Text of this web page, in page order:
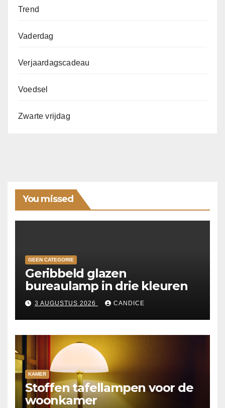
Trend
Vaderdag
Verjaardagscadeau
Voedsel
Zwarte vrijdag
You missed
GEEN CATEGORIE
Geribbeld glazen
bureaulamp in drie kleuren
3 AUGUSTUS 2026 CANDICE
KAMER
Stoffen tafellampen voor de
woonkamer